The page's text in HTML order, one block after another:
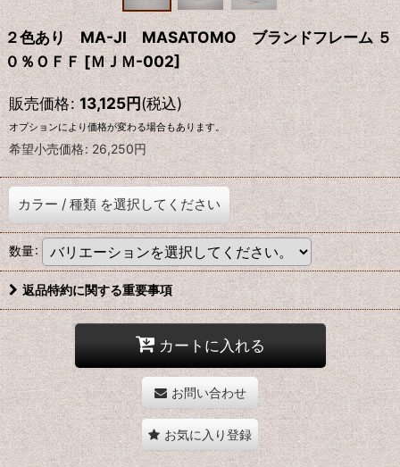
２色あり MA-JI MASATOMO ブランドフレーム ５
０％ＯＦＦ [ＭＪＭ-002]
販売価格: 13,125円(税込)
オプションにより価格が変わる場合もあります。
希望小売価格: 26,250円
カラー / 種類 を選択してください
数量:
返品特約に関する重要事項
カートに入れる
お問い合わせ
お気に入り登録